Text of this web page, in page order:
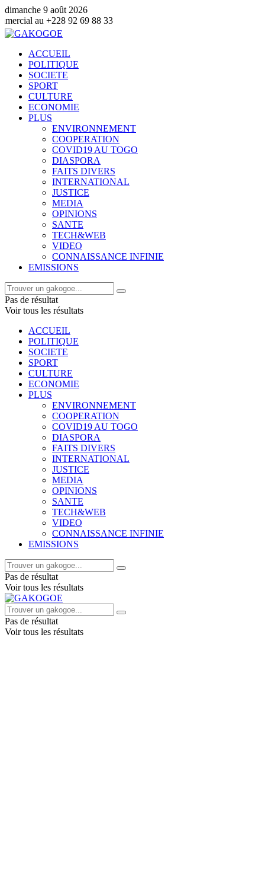
dimanche 9 août 2026
88 33
ACCUEIL
POLITIQUE
SOCIETE
SPORT
CULTURE
ECONOMIE
PLUS
ENVIRONNEMENT
COOPERATION
COVID19 AU TOGO
DIASPORA
FAITS DIVERS
INTERNATIONAL
JUSTICE
MEDIA
OPINIONS
SANTE
TECH&WEB
VIDEO
CONNAISSANCE INFINIE
EMISSIONS
Pas de résultat
Voir tous les résultats
ACCUEIL
POLITIQUE
SOCIETE
SPORT
CULTURE
ECONOMIE
PLUS
ENVIRONNEMENT
COOPERATION
COVID19 AU TOGO
DIASPORA
FAITS DIVERS
INTERNATIONAL
JUSTICE
MEDIA
OPINIONS
SANTE
TECH&WEB
VIDEO
CONNAISSANCE INFINIE
EMISSIONS
Pas de résultat
Voir tous les résultats
Pas de résultat
Voir tous les résultats